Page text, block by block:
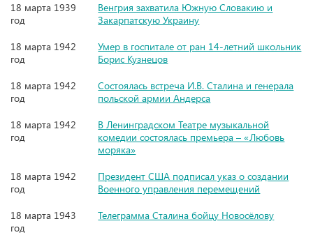
18 марта 1939
год
Венгрия захватила Южную Словакию и
Закарпатскую Украину
18 марта 1942
год
Умер в госпитале от ран 14-летний школьник
Борис Кузнецов
18 марта 1942
год
Состоялась встреча И.В. Сталина и генерала
польской армии Андерса
18 марта 1942
год
В Ленинградском Театре музыкальной
комедии состоялась премьера – «Любовь
моряка»
18 марта 1942
год
Президент США подписал указ о создании
Военного управления перемещений
18 марта 1943
год
Телеграмма Сталина бойцу Новосёлову